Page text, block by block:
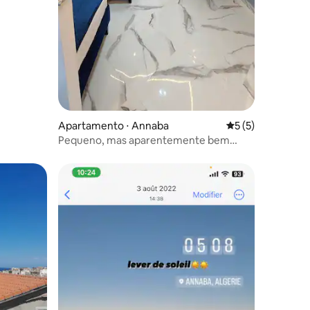
Apartamento ⋅ Annaba 5 de uma
5 (5)
Pequeno, mas aparentemente bem